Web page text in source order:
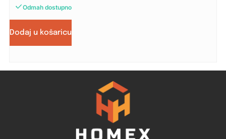
Odmah dostupno
Dodaj u košaricu